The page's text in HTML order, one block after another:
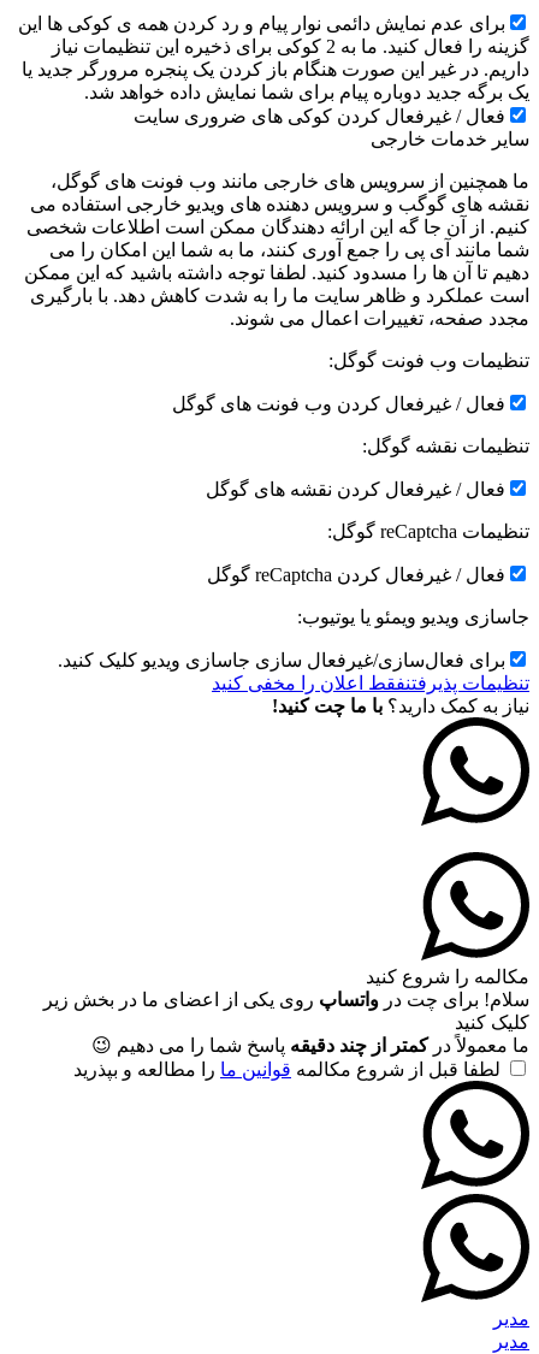
برای عدم نمایش دائمی نوار پیام و رد کردن همه ی کوکی ها این
گزینه را فعال کنید. ما به 2 کوکی برای ذخیره این تنظیمات نیاز
داریم. در غیر این صورت هنگام باز کردن یک پنجره مرورگر جدید یا
یک برگه جدید دوباره پیام برای شما نمایش داده خواهد شد.
فعال / غیرفعال کردن کوکی های ضروری سایت
سایر خدمات خارجی
ما همچنین از سرویس های خارجی مانند وب فونت های گوگل،
نقشه های گوگب و سرویس دهنده های ویدیو خارجی استفاده می
کنیم. از آن جا گه این ارائه دهندگان ممکن است اطلاعات شخصی
شما مانند آی پی را جمع آوری کنند، ما به شما این امکان را می
دهیم تا آن ها را مسدود کنید. لطفا توجه داشته باشید که این ممکن
است عملکرد و ظاهر سایت ما را به شدت کاهش دهد. با بارگیری
مجدد صفحه، تغییرات اعمال می شوند.
تنظیمات وب فونت گوگل:
فعال / غیرفعال کردن وب فونت های گوگل
تنظیمات نقشه گوگل:
فعال / غیرفعال کردن نقشه های گوگل
تنظیمات reCaptcha گوگل:
فعال / غیرفعال کردن reCaptcha گوگل
جاسازی ویدیو ویمئو یا یوتیوب:
برای فعال‌سازی/غیرفعال سازی جاسازی ویدیو کلیک کنید.
تنظیمات پذیرفتنفقط اعلان را مخفی کنید
نیاز به کمک دارید؟ با ما چت کنید!
مکالمه را شروع کنید
سلام! برای چت در واتساپ روی یکی از اعضای ما در بخش زیر
کلیک کنید
ما معمولاً درکمتر از چند دقیقه پاسخ شما را می دهیم 😉
لطفا قبل از شروع مکالمه قوانین ما را مطالعه و بپذرید
مدیر
مدیر